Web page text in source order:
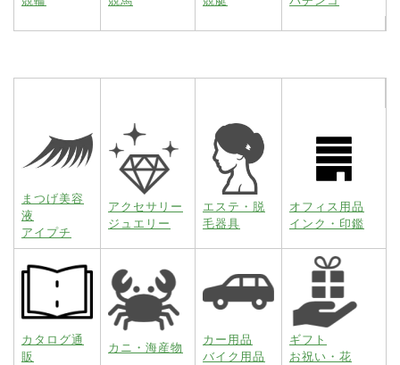
まつげ美容
液
アイプチ
アクセサリー
ジュエリー
エステ・脱
毛器具
オフィス用品
インク・印鑑
カタログ通
販
カニ・海産物
カー用品
バイク用品
ギフト
お祝い・花